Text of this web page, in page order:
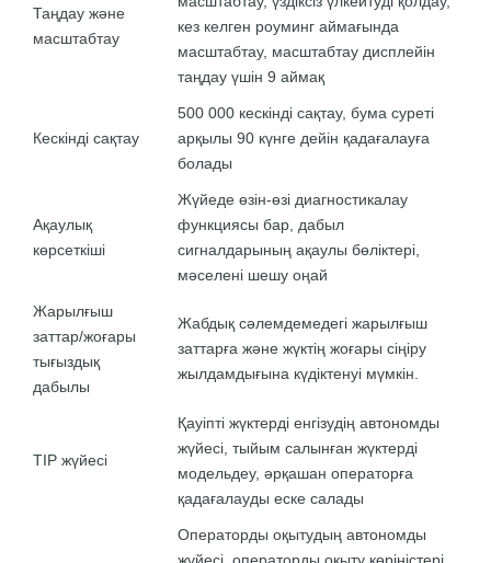
Таңдау және
масштабтау
кез келген роуминг аймағында
масштабтау, масштабтау дисплейін
таңдау үшін 9 аймақ
Кескінді сақтау
500 000 кескінді сақтау, бума суреті
арқылы 90 күнге дейін қадағалауға
болады
Ақаулық
көрсеткіші
Жүйеде өзін-өзі диагностикалау
функциясы бар, дабыл
сигналдарының ақаулы бөліктері,
мәселені шешу оңай
Жарылғыш
заттар/жоғары
тығыздық
дабылы
Жабдық сәлемдемедегі жарылғыш
заттарға және жүктің жоғары сіңіру
жылдамдығына күдіктенуі мүмкін.
TIP жүйесі
Қауіпті жүктерді енгізудің автономды
жүйесі, тыйым салынған жүктерді
модельдеу, әрқашан операторға
қадағалауды еске салады
Операторды оқытудың автономды